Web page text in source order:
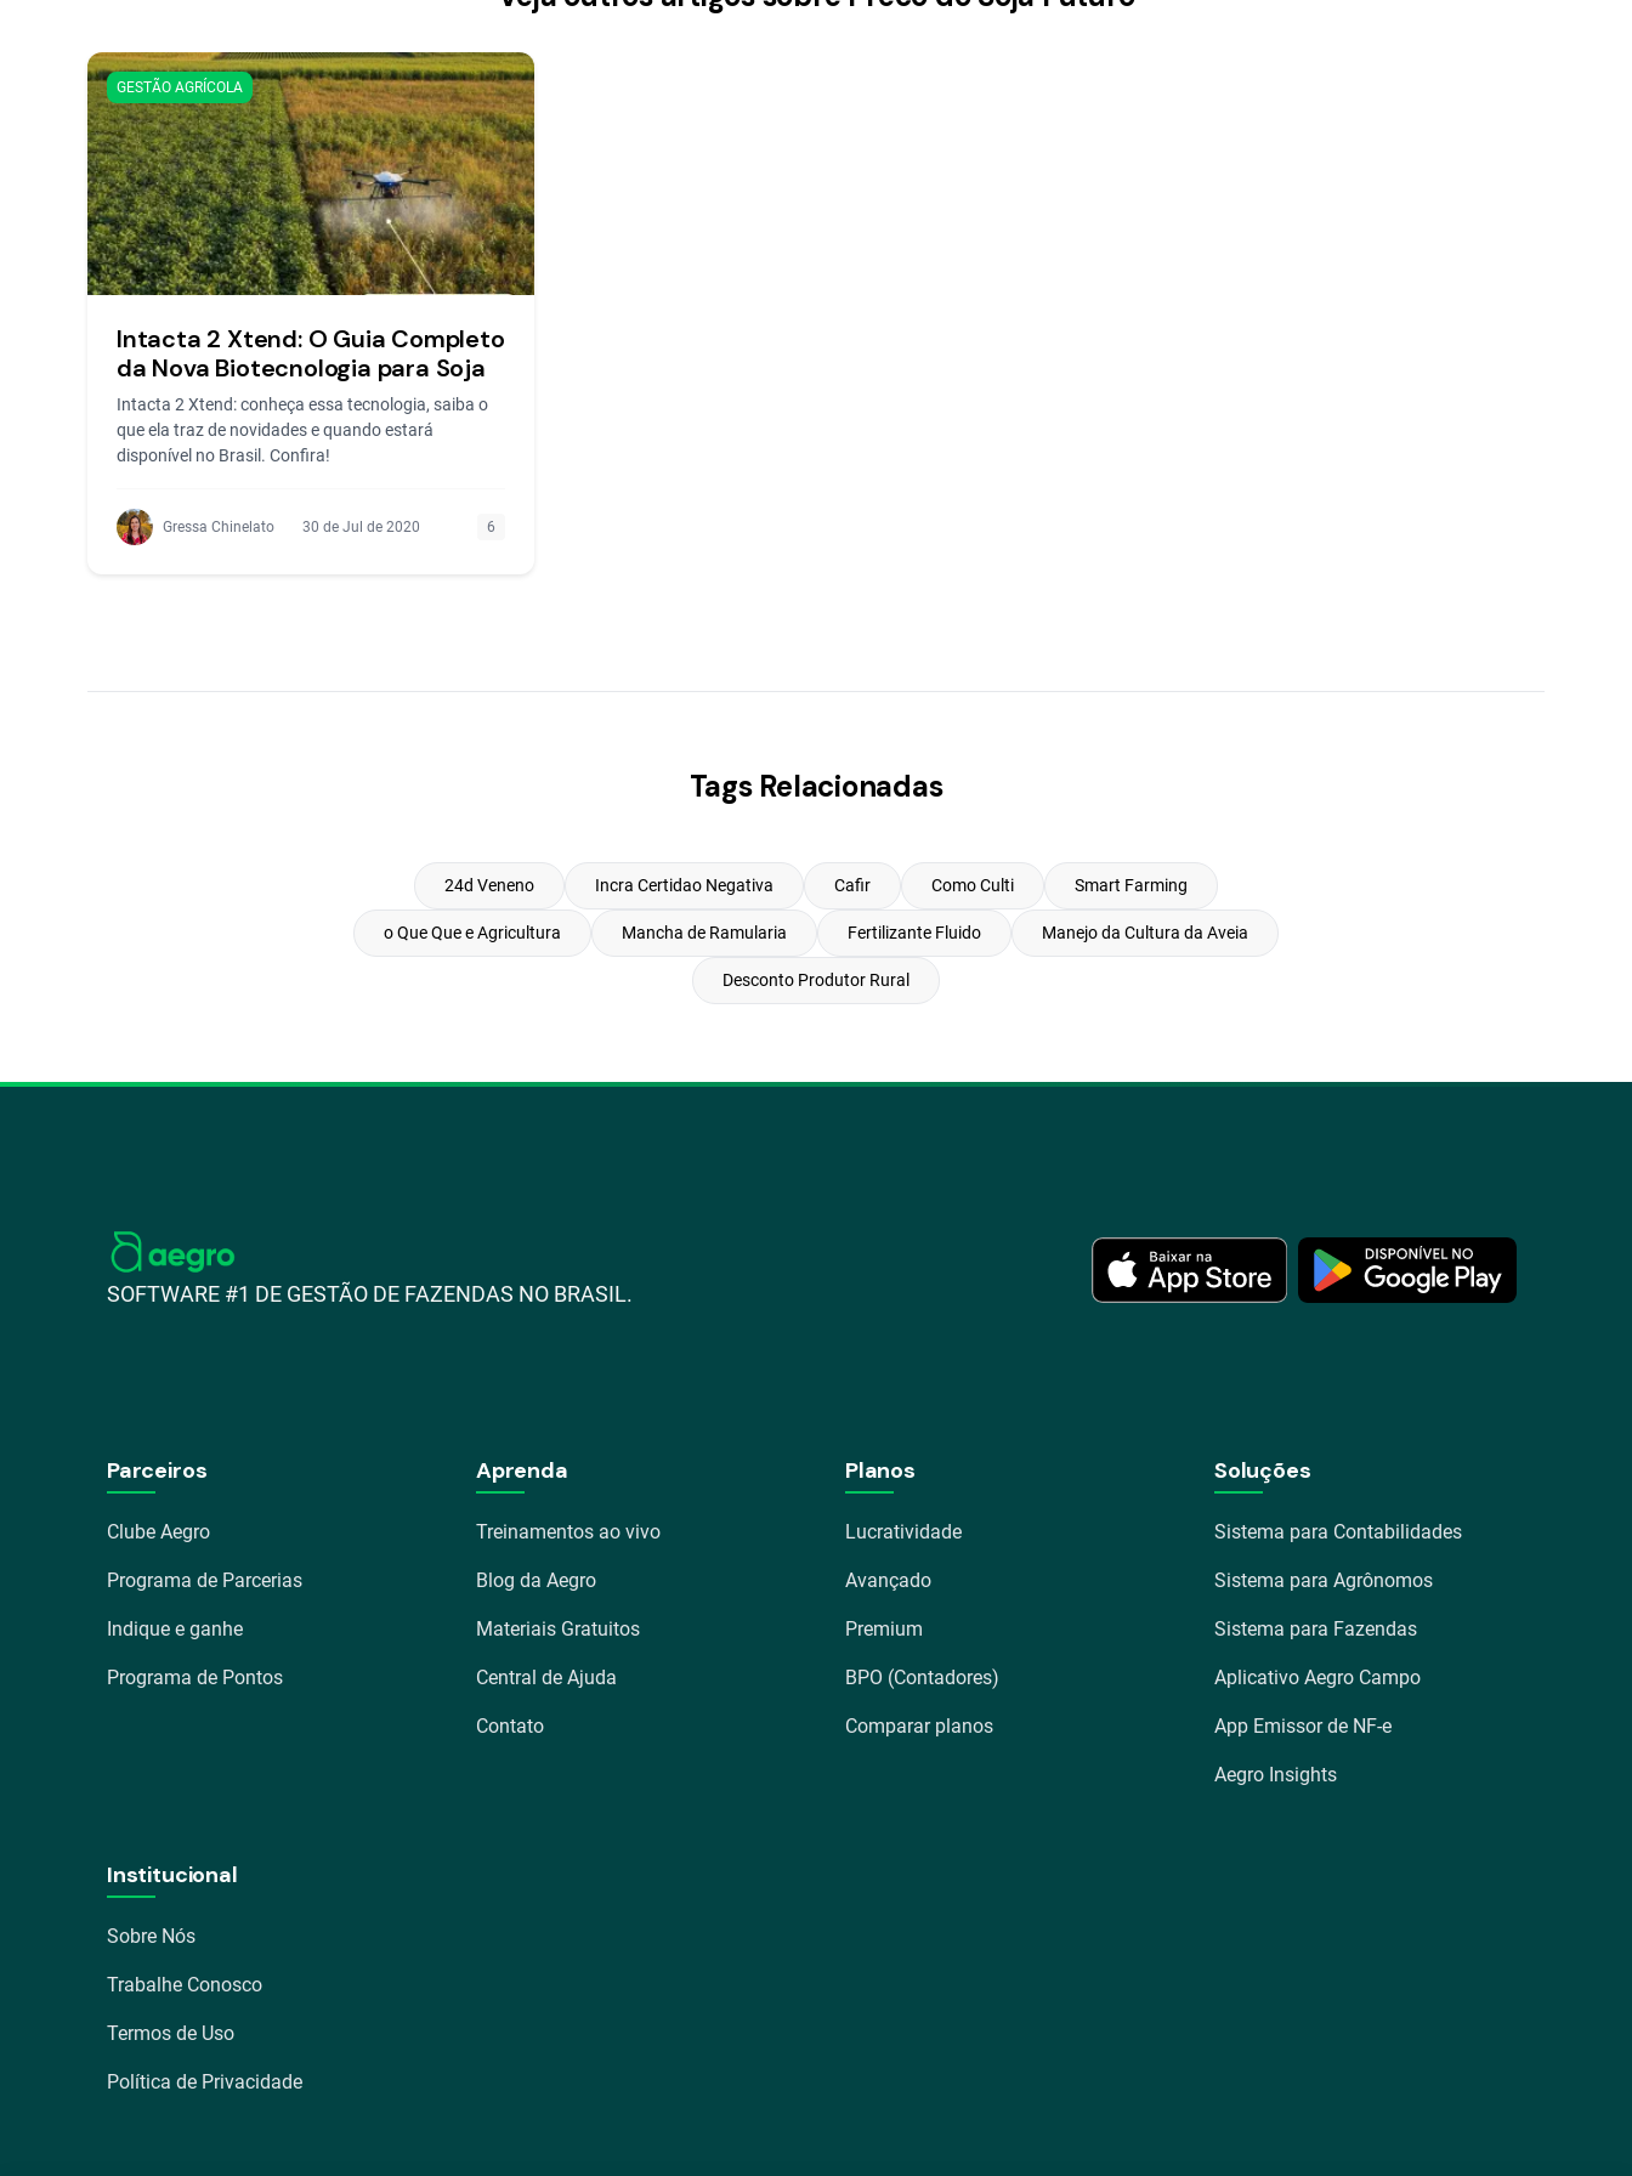
GESTÃO AGRÍCOLA
Intacta 2 Xtend: O Guia Completo
da Nova Biotecnologia para Soja
Intacta 2 Xtend: conheça essa tecnologia, saiba o
que ela traz de novidades e quando estará
disponível no Brasil. Confira!
Gressa Chinelato 30 de Jul de 2020 6
Tags Relacionadas
24d Veneno Incra Certidao Negativa Cafir Como Culti Smart Farming
o Que Que e Agricultura Mancha de Ramularia Fertilizante Fluido Manejo da Cultura da Aveia
Desconto Produtor Rural
SOFTWARE #1 DE GESTÃO DE FAZENDAS NO BRASIL.
Parceiros
Clube Aegro
Programa de Parcerias
Indique e ganhe
Programa de Pontos
Aprenda
Treinamentos ao vivo
Blog da Aegro
Materiais Gratuitos
Central de Ajuda
Contato
Planos
Lucratividade
Avançado
Premium
BPO (Contadores)
Comparar planos
Soluções
Sistema para Contabilidades
Sistema para Agrônomos
Sistema para Fazendas
Aplicativo Aegro Campo
App Emissor de NF-e
Aegro Insights
Institucional
Sobre Nós
Trabalhe Conosco
Termos de Uso
Política de Privacidade